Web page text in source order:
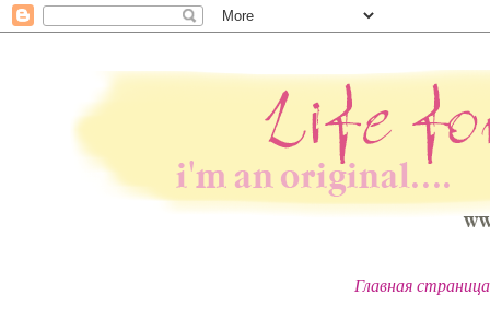
Главная страница